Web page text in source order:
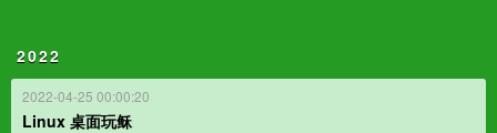
2022
2022-04-25 00:00:20
Linux 桌面玩稣